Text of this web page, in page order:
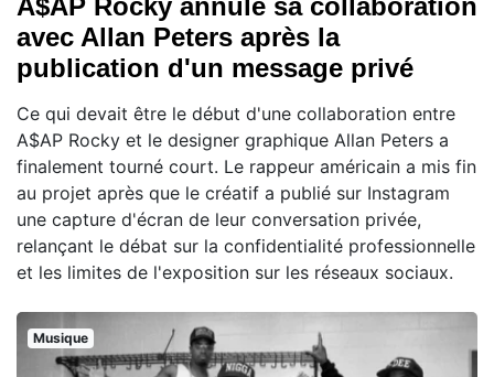
A$AP Rocky annule sa collaboration
avec Allan Peters après la
publication d'un message privé
Ce qui devait être le début d'une collaboration entre
A$AP Rocky et le designer graphique Allan Peters a
finalement tourné court. Le rappeur américain a mis fin
au projet après que le créatif a publié sur Instagram
une capture d'écran de leur conversation privée,
relançant le débat sur la confidentialité professionnelle
et les limites de l'exposition sur les réseaux sociaux.
Musique